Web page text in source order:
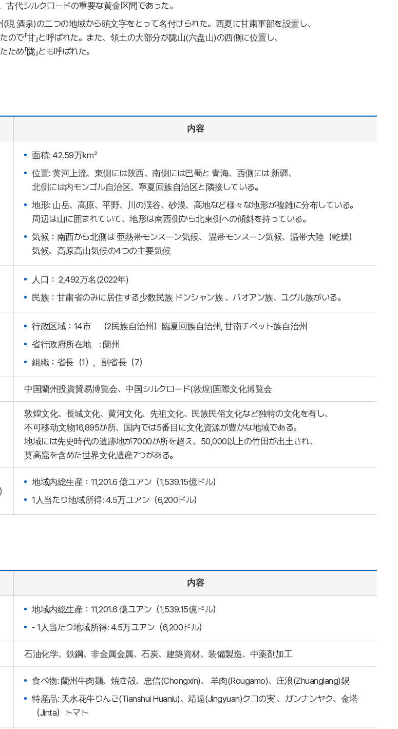
古代シルクロードの重要な黄金区間であった。
酒泉)の二つの地域から頭文字をとって名付けられた。西夏に甘粛軍部を設置し、
で「甘」と呼ばれた。また、領土の大部分が陇山(六盘山)の西側に位置し、
め「陇」とも呼ばれた。
内容
面積: 42.59万㎢
位置: 黄河上流、東側には陕西、南側には巴蜀と 青海、西側には 新疆、
北側には内モンゴル自治区、寧夏回族自治区と隣接している。
地形: 山岳、高原、平野、川の渓谷、砂漠、高地など様々な地形が複雑に分布している。
周辺は山に囲まれていて、地形は南西側から北東側への傾斜を持っている。
気候：南西から北側は 亜熱帯モンスーン気候、 温帯モンスーン気候、温帯大陸（乾燥）
気候、高原高山気候の4つの主要気候
人口： 2,492万名(2022年)
民族：甘粛省のみに居住する少数民族 ドンシャン族 、バオアン族、ユグル族がいる。
行政区域：14市 （2民族自治州）臨夏回族自治州, 甘南チベット族自治州
省行政府所在地 : 蘭州
組織：省長（1），副省長（7）
中国蘭州投資貿易博覧会、中国シルクロード(敦煌)国際文化博覧会
敦煌文化、長城文化、黄河文化、先祖文化、民族民俗文化など独特の文化を有し、
不可移动文物16,895か所、国内では5番目に文化資源が豊かな地域である。
地域には先史時代の遺跡地が7000か所を超え、50,000以上の竹田が出土され、
莫高窟を含めた世界文化遺産7つがある。
地域内総生産：11,201.6 億ユアン（1,539.15億ドル）
1人当たり地域所得: 4.5万ユアン（6,200ドル）
内容
地域内総生産：11,201.6 億ユアン（1,539.15億ドル）
- 1人当たり地域所得: 4.5万ユアン（6,200ドル）
石油化学、鉄鋼、非金属金属、石炭、建築資材、装備製造、中薬剤加工
食べ物: 蘭州牛肉麺、焼き殻、忠信(Chongxin)、 羊肉(Rougamo)、庄浪(Zhuanglang)鍋
特産品: 天水花牛りんご(Tianshui Huaniu)、靖遠(Jingyuan)クコの実 、ガンナンヤク、金塔
（Jinta）トマト